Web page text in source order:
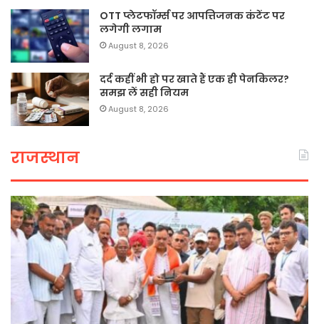
OTT प्लेटफॉर्म्स पर आपत्तिजनक कंटेंट पर
लगेगी लगाम
August 8, 2026
दर्द कहीं भी हो पर खाते हैं एक ही पेनकिलर?
समझ लें सही नियम
August 8, 2026
राजस्थान